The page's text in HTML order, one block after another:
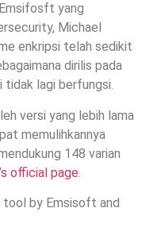
yang
Michael
enkripsi telah sedikit
dirilis pada
lagi berfungsi.
versi yang lebih lama
memulihkannya
148 varian
official page
by Emsisoft and